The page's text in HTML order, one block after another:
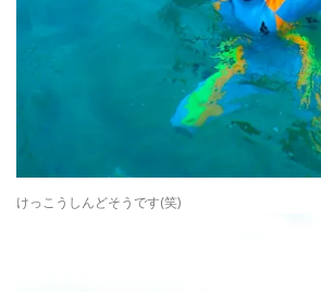
けっこうしんどそうです(笑)